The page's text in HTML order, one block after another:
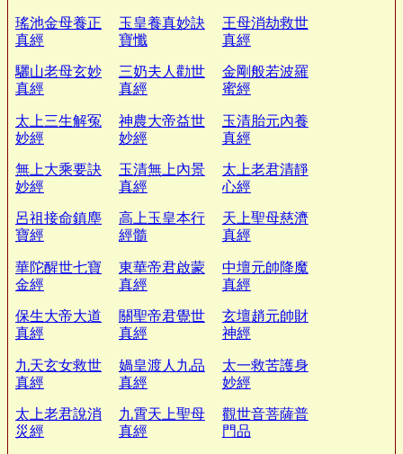
瑤池金母養正
真經
玉皇養真妙訣
寶懺
王母消劫救世
真經
驪山老母玄妙
真經
三奶夫人勸世
真經
金剛般若波羅
蜜經
太上三生解冤
妙經
神農大帝益世
妙經
玉清胎元內養
真經
無上大乘要訣
妙經
玉清無上內景
真經
太上老君清靜
心經
呂祖接命鎮塵
寶經
高上玉皇本行
經髓
天上聖母慈濟
真經
華陀醒世七寶
金經
東華帝君啟蒙
真經
中壇元帥降魔
真經
保生大帝大道
真經
關聖帝君覺世
真經
玄壇趙元帥財
神經
九天玄女救世
真經
媧皇渡人九品
真經
太一救苦護身
妙經
太上老君說消
災經
九霄天上聖母
真經
觀世音菩薩普
門品